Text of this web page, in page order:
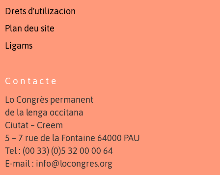
Drets d'utilizacion
Plan deu site
Ligams
Contacte
Lo Congrès permanent
de la lenga occitana
Ciutat – Creem
5 – 7 rue de la Fontaine 64000 PAU
Tel : (00 33) (0)5 32 00 00 64
E-mail : info@locongres.org